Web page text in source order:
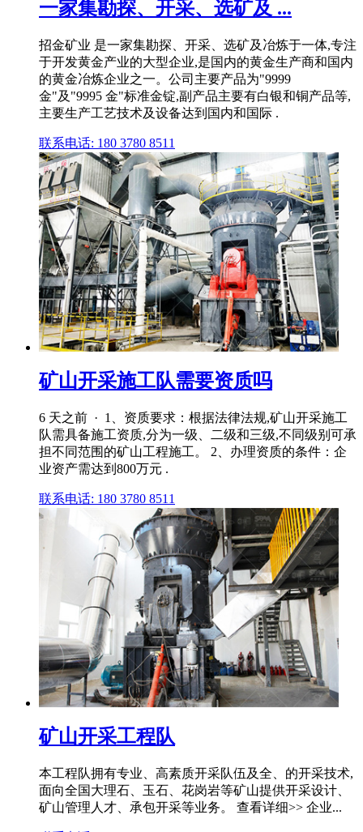
一家集勘探、开采、选矿及 ...
招金矿业 是一家集勘探、开采、选矿及冶炼于一体,专注
于开发黄金产业的大型企业,是国内的黄金生产商和国内
的黄金冶炼企业之一。公司主要产品为"9999
金"及"9995 金"标准金锭,副产品主要有白银和铜产品等,
主要生产工艺技术及设备达到国内和国际 .
联系电话: 180 3780 8511
矿山开采施工队需要资质吗
6 天之前 · 1、资质要求：根据法律法规,矿山开采施工
队需具备施工资质,分为一级、二级和三级,不同级别可承
担不同范围的矿山工程施工。 2、办理资质的条件：企
业资产需达到800万元 .
联系电话: 180 3780 8511
矿山开采工程队
本工程队拥有专业、高素质开采队伍及全、的开采技术,
面向全国大理石、玉石、花岗岩等矿山提供开采设计、
矿山管理人才、承包开采等业务。 查看详细>> 企业...